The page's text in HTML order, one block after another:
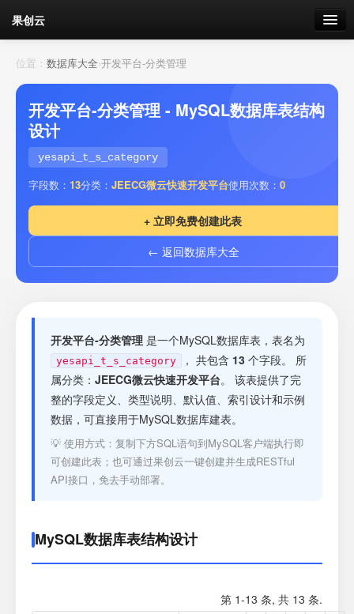
果创云
数据表单
API接口
云存储
流量 剩余接口流量
套餐
接口测试
位置： 数据库大全›开发平台-分类管理
开发平台-分类管理 - MySQL数据库表结构
设计
yesapi_t_s_category
字段数： 13分类： JEECG微云快速开发平台使用次数： 0
+ 立即免费创建此表
← 返回数据库大全
开发平台-分类管理 是一个MySQL数据库表，表名为
yesapi_t_s_category ， 共包含 13 个字段。 所
属分类： JEECG微云快速开发平台。 该表提供了完
整的字段定义、类型说明、默认值、索引设计和示例
数据，可直接用于MySQL数据库建表。
💡 使用方式：复制下方SQL语句到MySQL客户端执行即
可创建此表；也可通过果创云一键创建并生成RESTful
API接口，免去手动部署。
MySQL数据库表结构设计
第 1-13 条, 共 13 条.